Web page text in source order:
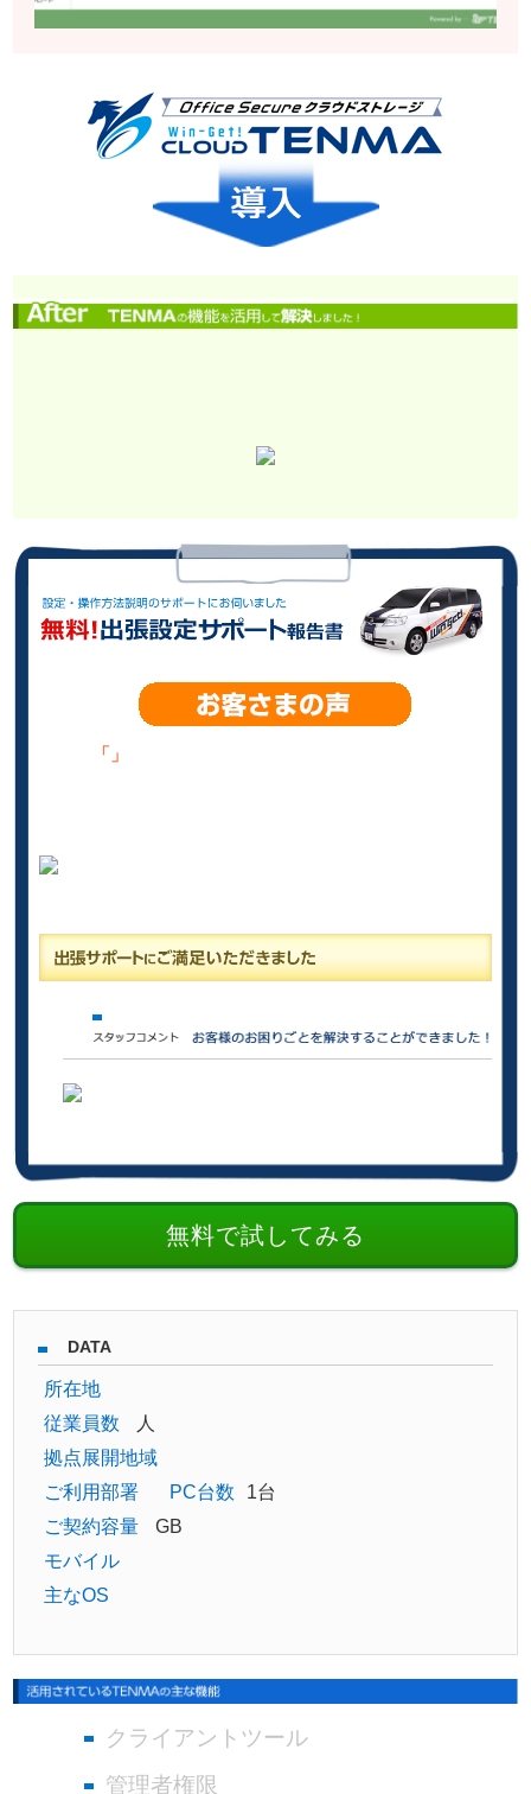
「」
無料で試してみる
DATA
所在地
従業員数
人
拠点展開地域
ご利用部署
PC台数
1台
ご契約容量
GB
モバイル
主なOS
クライアントツール
管理者権限